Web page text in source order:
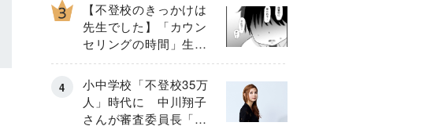
【不登校のきっかけは
先生でした】「カウン
セリングの時間」生徒
の情報をバラしたの
は…《第２話》
小中学校「不登校35万
人」時代に 中川翔子
さんが審査委員長「不